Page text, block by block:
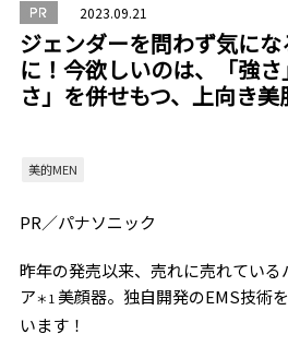
2023.09.21
ジェンダーを問わず気にな
に！今欲しいのは、「強
さ」を併せもつ、上向き美
美的MEN
PR／パナソニック
昨年の発売以来、売れに売れてい
ア＊1 美顔器。独自開発のEMS技術
います！